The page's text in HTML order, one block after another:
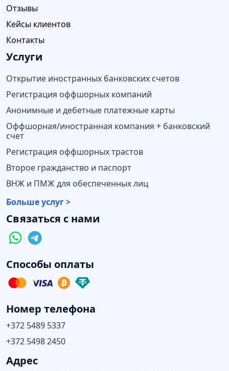
Отзывы
Кейсы клиентов
Контакты
Услуги
Открытие иностранных банковских счетов
Регистрация оффшорных компаний
Анонимные и дебетные платежные карты
Оффшорная/иностранная компания + банковский
счет
Регистрация оффшорных трастов
Второе гражданство и паспорт
ВНЖ и ПМЖ для обеспеченных лиц
Больше услуг >
Связаться с нами
Способы оплаты
Номер телефона
+372 5489 5337
+372 5498 2450
Адрес